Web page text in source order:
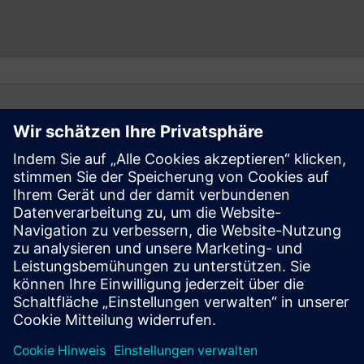
Follow
Press | Company | Siemens
© Siemens 1996 – 2026
Corporate Information
Privacy Notice
Cookie Notice